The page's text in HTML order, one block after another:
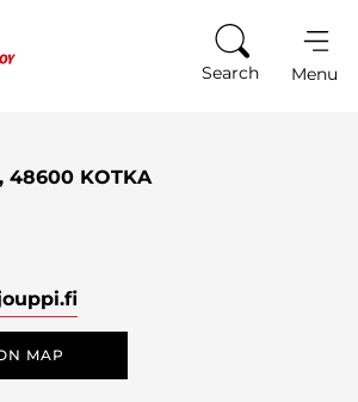
Search Menu
48600 KOTKA
MAP